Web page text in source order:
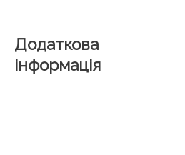
Додаткова
інформація